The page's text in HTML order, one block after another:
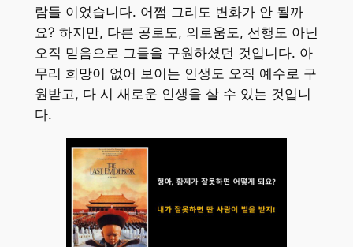
람들 이었습니다. 어쩜 그리도 변화가 안 될까
요? 하지만, 다른 공로도, 의로움도, 선행도 아닌
오직 믿음으로 그들을 구원하셨던 것입니다. 아
무리 희망이 없어 보이는 인생도 오직 예수로 구
원받고, 다 시 새로운 인생을 살 수 있는 것입니
다.